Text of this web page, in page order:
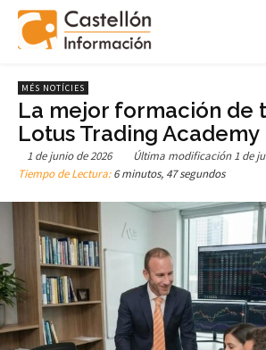
MÉS NOTÍCIES
La mejor formación de
Lotus Trading Academy
1 de junio de 2026 Última modificación 1 de
Tiempo de Lectura:6 minutos, 47 segundos